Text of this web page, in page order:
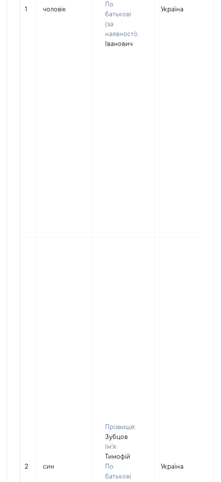
1 чоловік
По
батькові
(за
наявності):
Іванович
Україна
2 син
Прізвище:
Зубцов
Ім'я:
Тимофій
По
батькові
Україна